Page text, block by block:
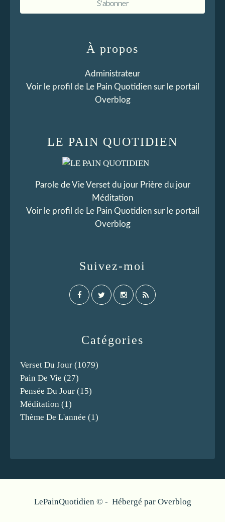
Catégories
Verset Du Jour (1079)
Pain De Vie (27)
Pensée Du Jour (15)
Méditation (1)
Thème De L'année (1)
LE PAIN QUOTIDIEN
Parole de Vie Verset du jour Prière du jour
Méditation
Voir le profil de Le Pain Quotidiensur le portail
Overblog
Suivez-moi
À propos
Administrateur
Voir le profil de Le Pain Quotidiensur le portail
Overblog
LePainQuotidien © - Hébergé par Overblog